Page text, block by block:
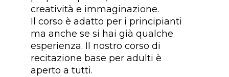
creatività e immaginazione.
Il corso è adatto per i principianti
ma anche se si hai già qualche
esperienza. Il nostro corso di
recitazione base per adulti è
aperto a tutti.